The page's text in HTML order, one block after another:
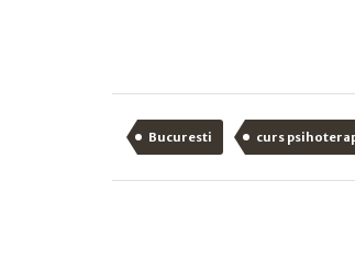
Bucuresti curs